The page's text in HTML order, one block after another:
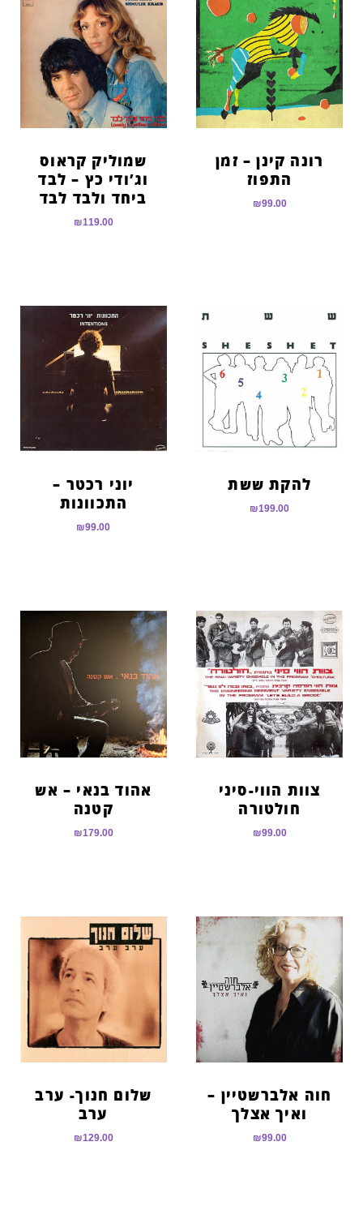
רונה קינן – זמן
התפוז
₪99.00
שמוליק קראוס
וג’ודי כץ – לבד
ביחד ולבד לבד
₪119.00
להקת ששת
₪199.00
יוני רכטר –
התכוונות
₪99.00
צוות הווי-סיני
חולטורה
₪99.00
אהוד בנאי – אש
קטנה
₪179.00
חוה אלברשטיין –
ואיך אצלך
₪99.00
שלום חנוך- ערב
ערב
₪129.00